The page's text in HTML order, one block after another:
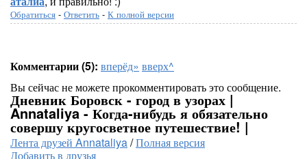
Обратиться - Ответить - К полной версии
Комментарии (5): вперёд» вверх^
Вы сейчас не можете прокомментировать это сообщение.
Дневник Боровск - город в узорах |
Annataliya - Когда-нибудь я обязательно
совершу кругосветное путешествие! |
Лента друзей Annataliya/Полная версия
Добавить в друзья